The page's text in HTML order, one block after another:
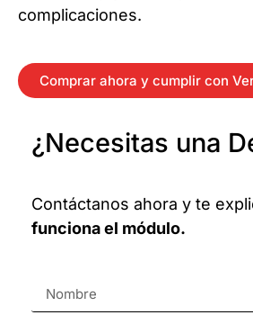
complicaciones.
Comprar ahora y cumplir con
¿Necesitas una
Contáctanos ahora y te
funciona el módulo.